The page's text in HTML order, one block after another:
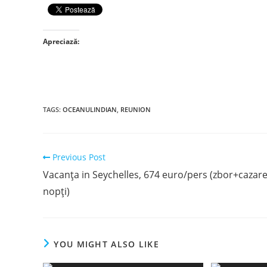
Apreciază:
TAGS: OCEANULINDIAN REUNION
Read
articles
Previous Post
Vacanța in Seychelles, 674 euro/pers
nopți)
YOU MIGHT ALSO LIKE